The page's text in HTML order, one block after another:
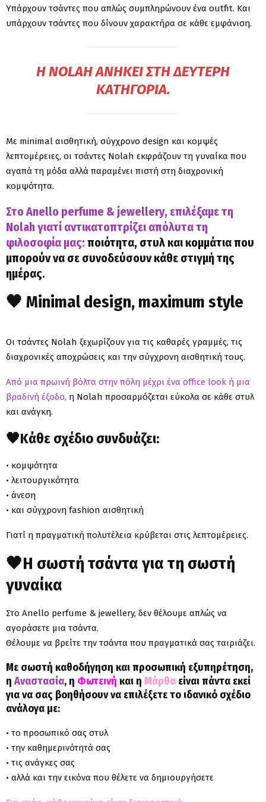
Υπάρχουν τσάντες που απλώς συμπληρώνουν ένα outfit. Και
υπάρχουν τσάντες που δίνουν χαρακτήρα σε κάθε εμφάνιση.
Η NOLAH ΑΝΉΚΕΙ ΣΤΗ ΔΕΎΤΕΡΗ
ΚΑΤΗΓΟΡΊΑ.
Με minimal αισθητική, σύγχρονο design και κομψές
λεπτομέρειες, οι τσάντες Nolah εκφράζουν τη γυναίκα που
αγαπά τη μόδα αλλά παραμένει πιστή στη διαχρονική
κομψότητα.
Στο Anello perfume & jewellery, επιλέξαμε τη
Nolahγιατί αντικατοπτρίζει απόλυτα τη
φιλοσοφία μας:ποιότητα, στυλ και κομμάτια που
μπορούν να σε συνοδεύσουν κάθε στιγμή της
ημέρας.
🖤 Minimal design, maximum style
Οι τσάντες Nolah ξεχωρίζουν για τις καθαρές γραμμές, τις
διαχρονικές αποχρώσεις και την σύγχρονη αισθητική τους.
Από μια πρωινή βόλτα στην πόλη μέχρι ένα office look ή μια
βραδινή έξοδο, η Nolah προσαρμόζεται εύκολα σε κάθε στυλ
και ανάγκη.
🖤Κάθε σχέδιο συνδυάζει:
• κομψότητα
• λειτουργικότητα
• άνεση
• και σύγχρονη fashion αισθητική
Γιατί η πραγματική πολυτέλεια κρύβεται στις λεπτομέρειες.
🖤Η σωστή τσάντα για τη σωστή
γυναίκα
Στο Anello perfume & jewellery, δεν θέλουμε απλώς να
αγοράσετε μια τσάντα.
Θέλουμε να βρείτε την τσάντα που πραγματικά σας ταιριάζει.
Με σωστή καθοδήγηση και προσωπική εξυπηρέτηση,
η Αναστασία, η Φωτεινή και η Μάρθα είναι πάντα εκεί
για να σας βοηθήσουν να επιλέξετε το ιδανικό σχέδιο
ανάλογα με:
• το προσωπικό σας στυλ
• την καθημερινότητά σας
• τις ανάγκες σας
• αλλά και την εικόνα που θέλετε να δημιουργήσετε